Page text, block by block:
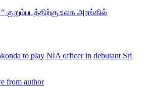
குறும்படத்திற்கு உலக அரங்கில்
to play NIA officer in debutant Sri
from author